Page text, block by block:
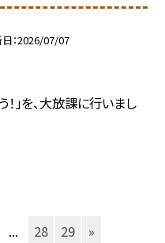
2026/07/07
」を、大放課に行いまし
... 28 29 »